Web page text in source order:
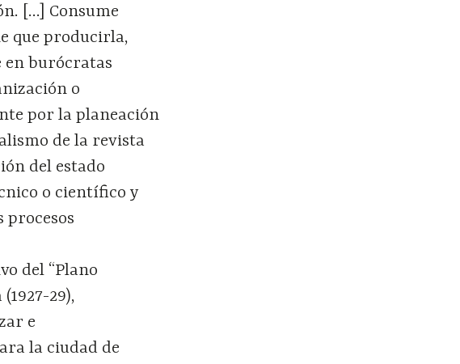
[…] Consume
que producirla,
en burócratas
o
por la planeación
de la revista
del estado
o científico y
procesos
del “Plano
29),
e
la ciudad de